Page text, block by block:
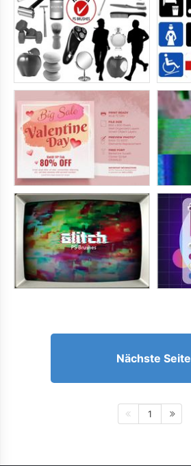
Nächste Seite
1